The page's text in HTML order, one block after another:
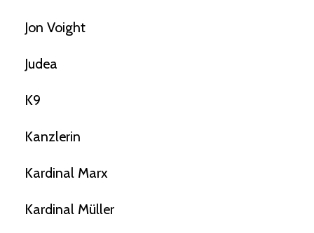
Jon Voight
Judea
K9
Kanzlerin
Kardinal Marx
Kardinal Müller